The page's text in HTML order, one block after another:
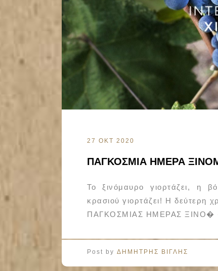
27 ΟΚΤ 2020
ΠΑΓΚΟΣΜΙΑ ΗΜΕΡΑ
Το ξινόμαυρο γιορτάζει, η
κρασιού γιορτάζει! Η δεύτερη
ΠΑΓΚΟΣΜΙΑΣ ΗΜΕΡΑΣ ΞΙΝΟ�
Post by ΔΗΜΗΤΡΗΣ ΒΙΓΛΗΣ